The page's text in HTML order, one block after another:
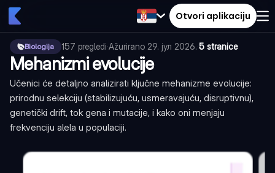
Otvori aplikaciju
Biologija 157 pregledi·Ažurirano 29. јул 2026.·5 stranice
Mehanizmi evolucije
Učenici će detaljno analizirati ključne mehanizme evolucije:
prirodnu selekciju (stabilizujuću, usmeravajuću, disruptivnu),
genetički drift, tok gena i mutacije, i kako oni menjaju
frekvenciju alela u populaciji.